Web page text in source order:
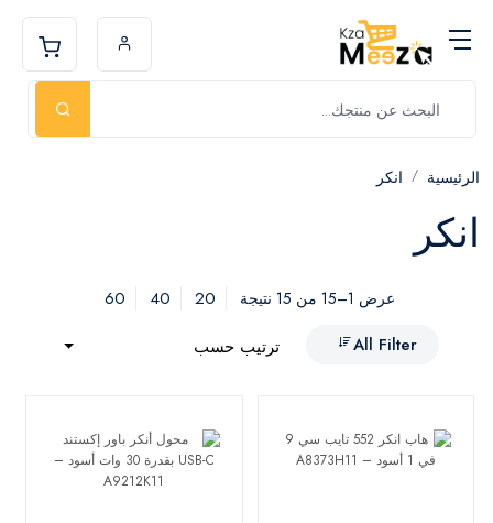
الرئيسية انكر
انكر
عرض 1–15 من 15 نتيجة 20
40
60
All Filter
ترتيب حسب